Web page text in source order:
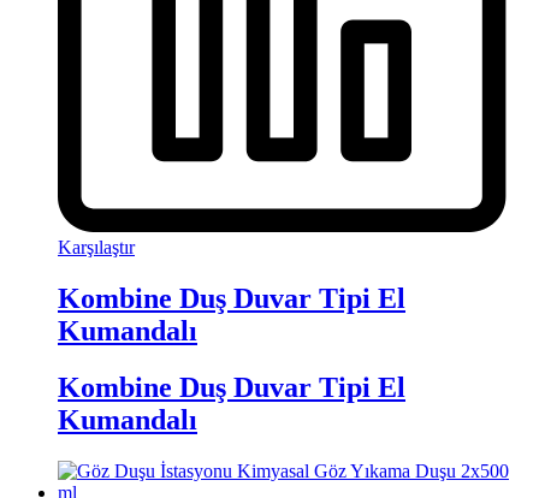
Karşılaştır
Kombine Duş Duvar Tipi El
Kumandalı
Kombine Duş Duvar Tipi El
Kumandalı